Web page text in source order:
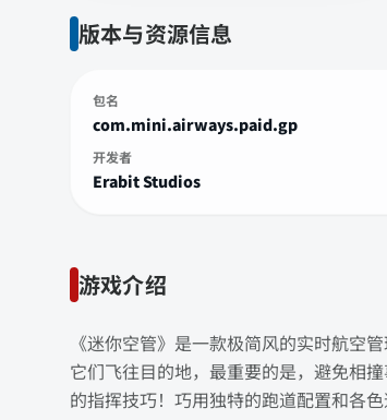
版本与资源信息
包名
com.mini.airways.paid.gp
开发者
Erabit Studios
游戏介绍
《迷你空管》是一款极简风的实时航空
它们飞往目的地，最重要的是，避免相
的指挥技巧！巧用独特的跑道配置和各